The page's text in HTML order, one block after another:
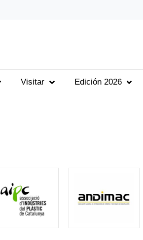
Visitar Edición 2026